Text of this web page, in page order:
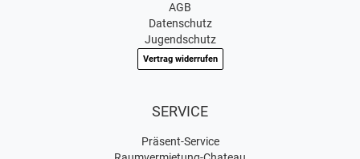
AGB
Datenschutz
Jugendschutz
Vertrag widerrufen
SERVICE
Präsent-Service